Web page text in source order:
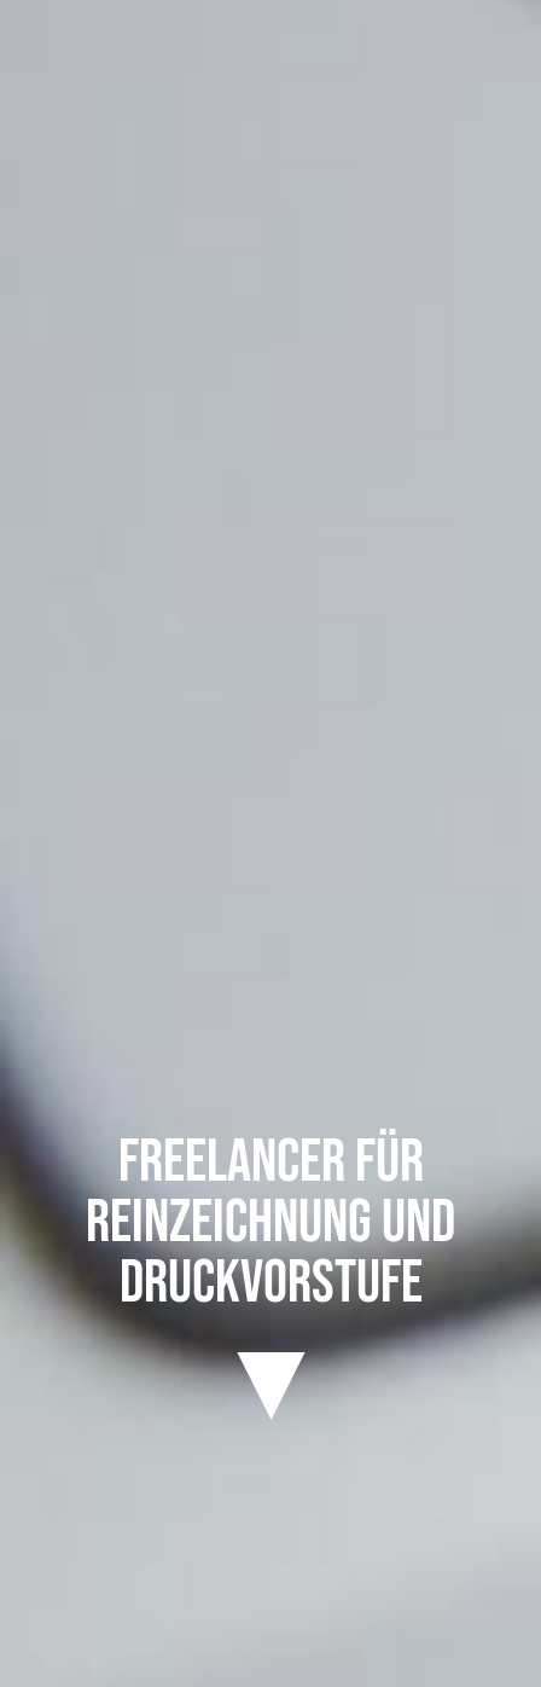
Freelancer für
Reinzeichnung und
Druckvorstufe
▼